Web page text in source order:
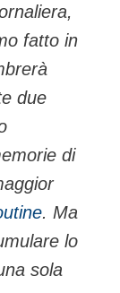
fatto in
due
di
. Ma
lo
sola